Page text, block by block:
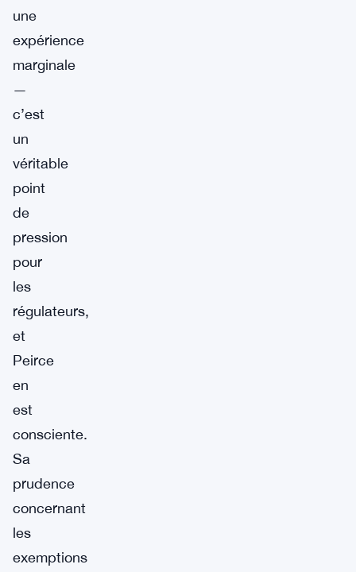
une
expérience
marginale
—
c’est
un
véritable
point
de
pression
pour
les
régulateurs,
et
Peirce
en
est
consciente.
Sa
prudence
concernant
les
exemptions